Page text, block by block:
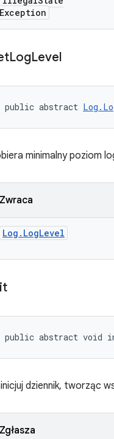
Exception
LogLevel
public abstract
minimalny poziom
Zwraca
Log . LogLevel
public abstract void
dziennik, tworząc
Zgłasza